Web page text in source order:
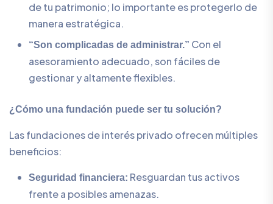
de tu patrimonio; lo importante es protegerlo de
manera estratégica.
“Son complicadas de administrar.” Con el
asesoramiento adecuado, son fáciles de
gestionar y altamente flexibles.
¿Cómo una fundación puede ser tu solución?
Las fundaciones de interés privado ofrecen múltiples
beneficios:
Seguridad financiera: Resguardan tus activos
frente a posibles amenazas.